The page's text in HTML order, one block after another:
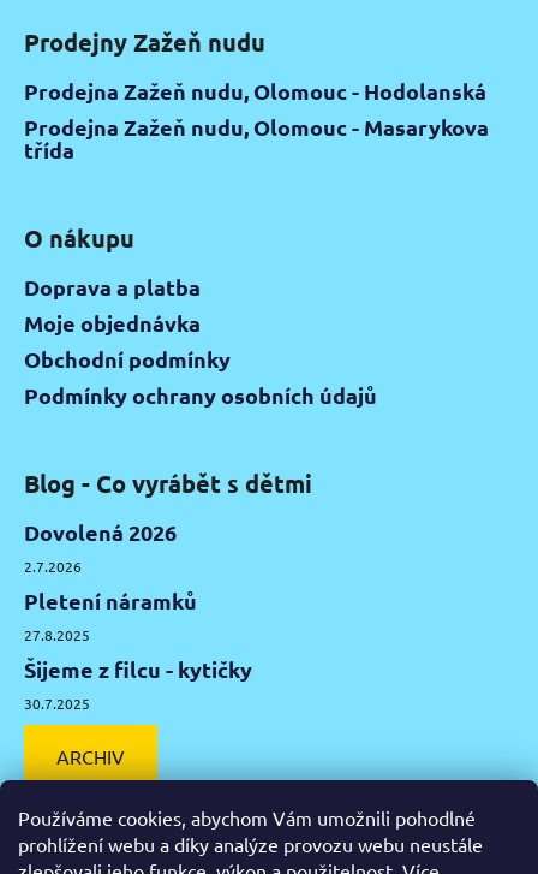
Používáme cookies, abychom Vám umožnili pohodlné
prohlížení webu a díky analýze provozu webu neustále
Prodejny Zažeň nudu
Prodejna Zažeň nudu, Olomouc - Hodolanská
Prodejna Zažeň nudu, Olomouc - Masarykova
třída
O nákupu
Doprava a platba
Moje objednávka
Obchodní podmínky
Podmínky ochrany osobních údajů
Blog - Co vyrábět s dětmi
Dovolená 2026
2.7.2026
Pletení náramků
27.8.2025
Šijeme z filcu - kytičky
30.7.2025
ARCHIV